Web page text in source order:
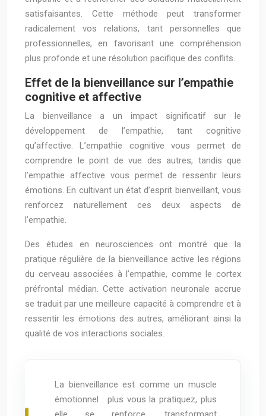
satisfaisantes. Cette méthode peut transformer
radicalement vos relations, tant personnelles que
professionnelles, en favorisant une compréhension
plus profonde et une résolution pacifique des conflits.
Effet de la bienveillance sur l’empathie
cognitive et affective
La bienveillance a un impact significatif sur le
développement de l’empathie, tant cognitive
qu’affective. L’empathie cognitive vous permet de
comprendre le point de vue des autres, tandis que
l’empathie affective vous permet de ressentir leurs
émotions. En cultivant un état d’esprit bienveillant, vous
renforcez naturellement ces deux aspects de
l’empathie.
Des études en neurosciences ont montré que la
pratique régulière de la bienveillance active les régions
du cerveau associées à l’empathie, comme le cortex
préfrontal médian. Cette activation neuronale accrue
se traduit par une meilleure capacité à comprendre et à
ressentir les émotions des autres, améliorant ainsi la
qualité de vos interactions sociales.
La bienveillance est comme un muscle
émotionnel : plus vous la pratiquez, plus